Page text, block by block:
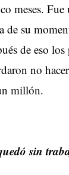
meses.
de su
de eso
no
millón.
sin